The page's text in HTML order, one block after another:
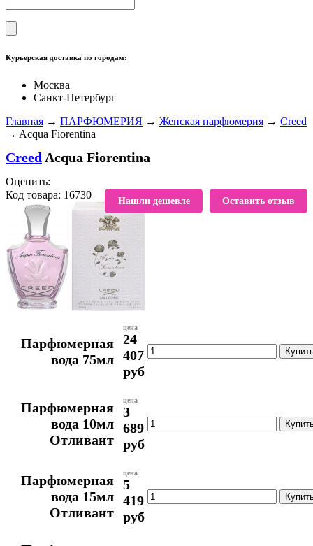
Курьерская доставка по городам:
Москва
Санкт-Петербург
Главная → ПАРФЮМЕРИЯ → Женская парфюмерия → Creed
→ Acqua Fiorentina
Creed Acqua Fiorentina
Оставить отзыв
Нашли дешевле
Оценить:
Код товара: 16730
В избранное
Парфюмерная
вода 75мл
цена
24
407
руб
Парфюмерная
вода 10мл
Отливант
цена
3
689
руб
Парфюмерная
вода 15мл
Отливант
цена
5
419
руб